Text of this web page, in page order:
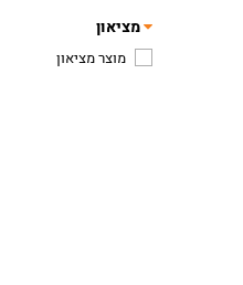
מציאון
מוצר מציאון